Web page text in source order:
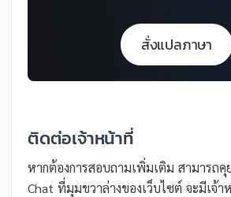
สั่งแปลภาษา
ติดต่อเจ้าหน้าที่
หากต้องการสอบถามเพิ่มเติม สามารถคุ
Chat ที่มุมขวาล่างของเว็บไซต์ จะมีเจ้